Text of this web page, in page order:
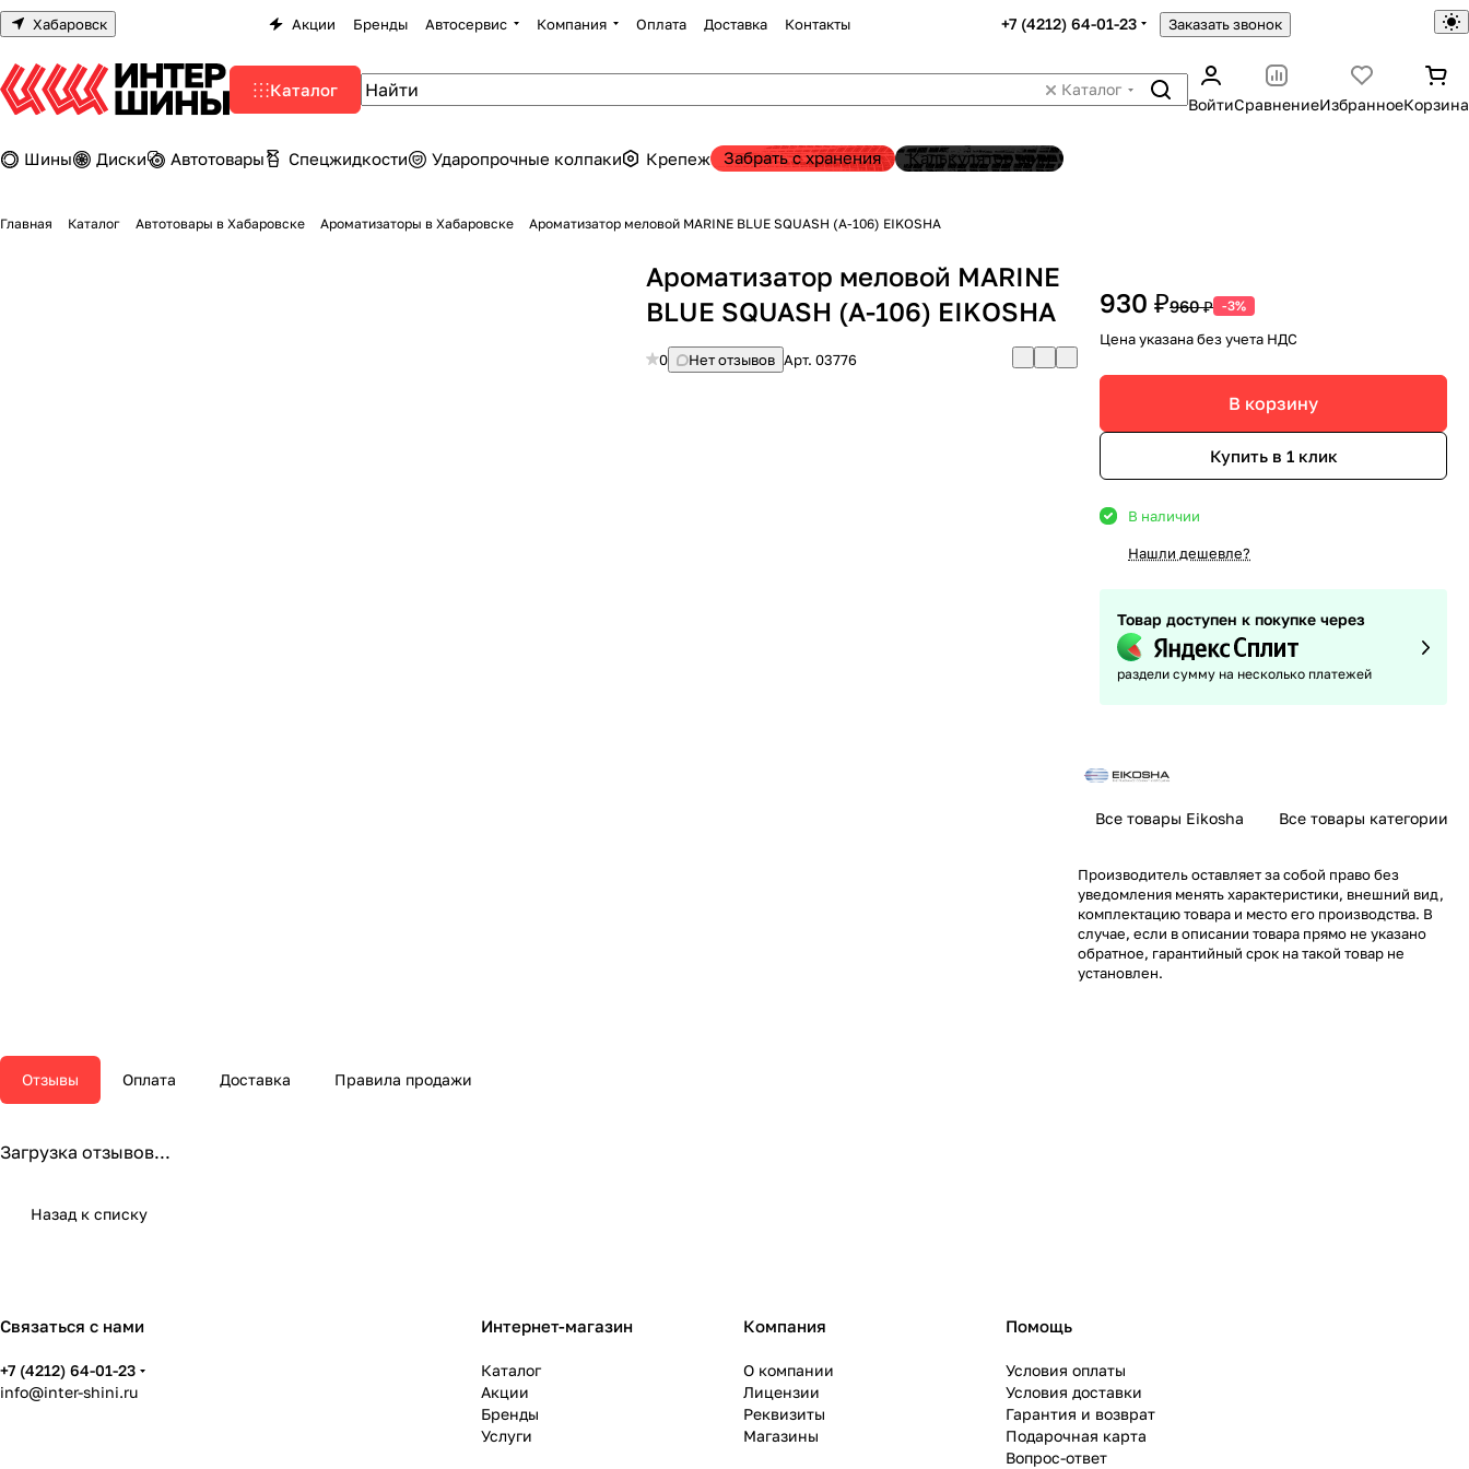
Хабаровск Акции Бренды Автосервис Компания Оплата Доставка Контакты +7 (4212) 64-01-23 Заказать звонок
Каталог
Каталог
ВойтиСравнениеИзбранноеКорзина
Шины Диски Автотовары Спецжидкости Ударопрочные колпаки Крепеж Забрать с хранения Калькулятор шин
Главная Каталог Автотовары в Хабаровске Ароматизаторы в Хабаровске Ароматизатор меловой MARINE BLUE SQUASH (A-106) EIKOSHA
Ароматизатор меловой MARINE
BLUE SQUASH (A-106) EIKOSHA
0 Нет отзывов Арт.03776
930 ₽960 ₽ -3%
Цена указана без учета НДС
В корзину
Купить в 1 клик
В наличии
Нашли дешевле?
Товар доступен к покупке через
раздели сумму на несколько платежей
Все товары Eikosha Все товары категории
Производитель оставляет за собой право без
уведомления менять характеристики, внешний вид,
комплектацию товара и место его производства. В
случае, если в описании товара прямо не указано
обратное, гарантийный срок на такой товар не
установлен.
Отзывы Оплата Доставка Правила продажи
Загрузка отзывов...
Назад к списку
Связаться с нами
+7 (4212) 64-01-23
info@inter-shini.ru
Интернет-магазин
Каталог
Акции
Бренды
Услуги
Компания
О компании
Лицензии
Реквизиты
Магазины
Помощь
Условия оплаты
Условия доставки
Гарантия и возврат
Подарочная карта
Вопрос-ответ